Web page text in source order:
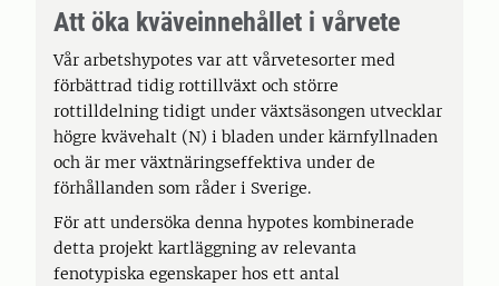
Att öka kväveinnehållet i vårvete
Vår arbetshypotes var att vårvetesorter med
förbättrad tidig rottillväxt och större
rottilldelning tidigt under växtsäsongen utvecklar
högre kvävehalt (N) i bladen under kärnfyllnaden
och är mer växtnäringseffektiva under de
förhållanden som råder i Sverige.
För att undersöka denna hypotes kombinerade
detta projekt kartläggning av relevanta
fenotypiska egenskaper hos ett antal